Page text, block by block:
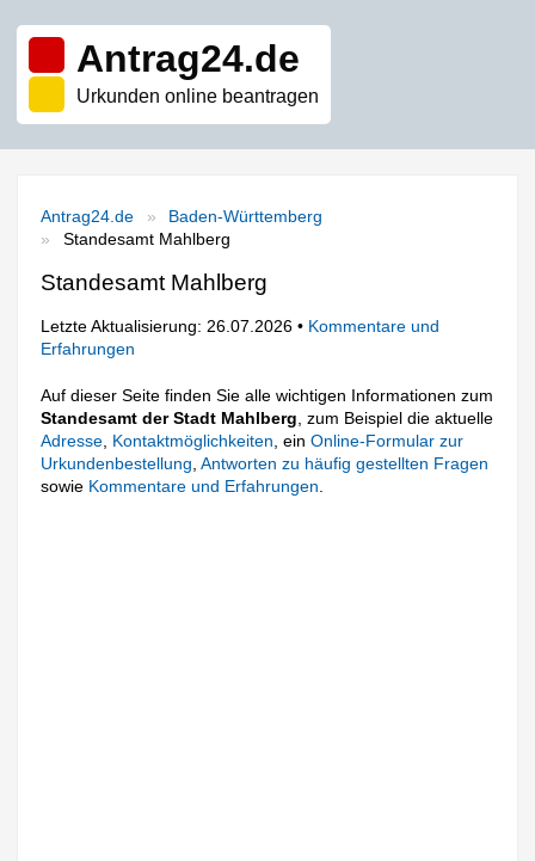
Antrag24.de
Urkunden online beantragen
Antrag24.de
Baden-Württemberg
Standesamt Mahlberg
Standesamt Mahlberg
Letzte Aktualisierung: 26.07.2026 • Kommentare und
Erfahrungen
Auf dieser Seite finden Sie alle wichtigen Informationen zum
Standesamt der Stadt Mahlberg , zum Beispiel die aktuelle
Adresse Kontaktmöglichkeiten , einOnline-Formular zur
Urkundenbestellung ,Antworten zu häufig gestellten Fragen
sowie Kommentare und Erfahrungen